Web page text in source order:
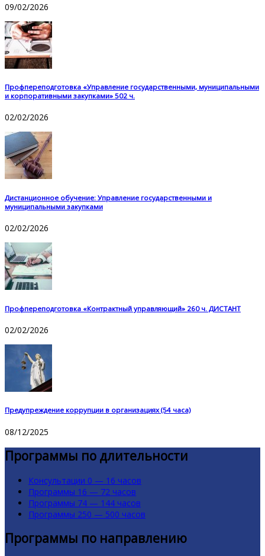
09/02/2026
Профпереподготовка «Управление государственными, муниципальными
и корпоративными закупками» 502 ч.
02/02/2026
Дистанционное обучение: Управление государственными и
муниципальными закупками
02/02/2026
Профпереподготовка «Контрактный управляющий» 260 ч. ДИСТАНТ
02/02/2026
Предупреждение коррупции в организациях (54 часа)
08/12/2025
Программы по длительности
Консультации 0 — 16 часов
Программы 16 — 72 часов
Программы 74 — 144 часов
Программы 250 — 500 часов
Программы по направлению